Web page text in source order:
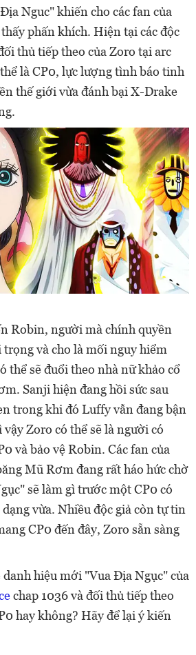
Nguc" khiến cho các fan của
phấn khích. Hiện tại các độc
thủ tiếp theo của Zoro tại arc
là CP0, lực lượng tình báo tinh
thế giới vừa đánh bại X-Drake
Robin, người mà chính quyền
và cho là mối nguy hiểm
thể sẽ đuổi theo nhà nữ khảo cổ
Sanji hiện đang hồi sức sau
trong khi đó Luffy vẫn đang bận
Zoro có thể sẽ là người có
và bảo vệ Robin. Các fan của
Mũ Rơm đang rất háo hức chờ
sẽ làm gì trước một CP0 có
vừa. Nhiều độc giả còn tự tin
CP0 đến đây, Zoro sẵn sàng
danh hiệu mới "Vua Địa Ngục" của
chap 1036 và đối thủ tiếp theo
hay không? Hãy để lại ý kiến